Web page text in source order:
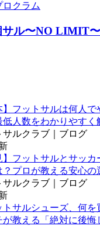
クラム
サル〜NO LIMIT〜
】フットサルは何人で
低人数をわかりやすく
サルクラブ｜ブログ
】フットサルとサッ
？プロが教える安心の
サルクラブ｜ブログ
サルシューズ、何を
教える「絶対に後悔